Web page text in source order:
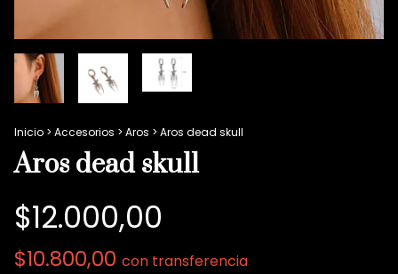
Inicio > Accesorios > Aros > Aros dead skull
Aros dead skull
$12.000,00
$10.800,00 con transferencia